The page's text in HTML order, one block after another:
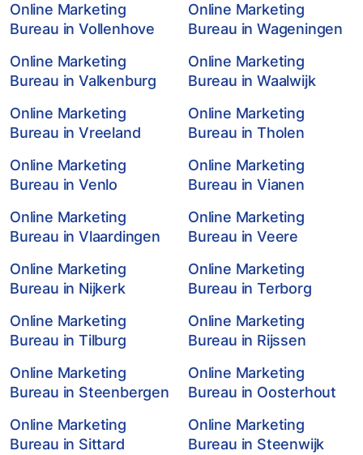
Online Marketing
Bureau in Vollenhove
Online Marketing
Bureau in Wageningen
Online Marketing
Bureau in Valkenburg
Online Marketing
Bureau in Waalwijk
Online Marketing
Bureau in Vreeland
Online Marketing
Bureau in Tholen
Online Marketing
Bureau in Venlo
Online Marketing
Bureau in Vianen
Online Marketing
Bureau in Vlaardingen
Online Marketing
Bureau in Veere
Online Marketing
Bureau in Nijkerk
Online Marketing
Bureau in Terborg
Online Marketing
Bureau in Tilburg
Online Marketing
Bureau in Rijssen
Online Marketing
Bureau in Steenbergen
Online Marketing
Bureau in Oosterhout
Online Marketing
Bureau in Sittard
Online Marketing
Bureau in Steenwijk